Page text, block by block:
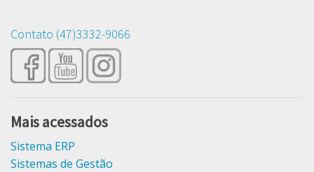
Contato (47)3332-9066
Mais acessados
Sistema ERP
Sistemas de Gestão